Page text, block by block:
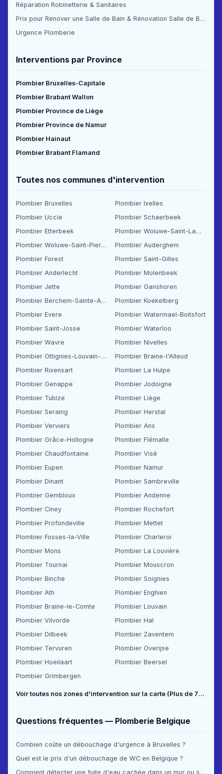
Réparation Robinetterie & Sanitaires
Prix pour Renover une Salle de Bain & Rénovation Salle de Bain Prix
Urgence Plomberie
Interventions par Province
Plombier Bruxelles-Capitale
Plombier Brabant Wallon
Plombier Province de Liège
Plombier Province de Namur
Plombier Hainaut
Plombier Brabant Flamand
Toutes nos communes d'intervention
Plombier Bruxelles
Plombier Ixelles
Plombier Uccle
Plombier Schaerbeek
Plombier Etterbeek
Plombier Woluwe-Saint-Lambert
Plombier Woluwe-Saint-Pierre
Plombier Auderghem
Plombier Forest
Plombier Saint-Gilles
Plombier Anderlecht
Plombier Molenbeek
Plombier Jette
Plombier Ganshoren
Plombier Berchem-Sainte-Agathe
Plombier Koekelberg
Plombier Evere
Plombier Watermael-Boitsfort
Plombier Saint-Josse
Plombier Waterloo
Plombier Wavre
Plombier Nivelles
Plombier Ottignies-Louvain-la-Neuve
Plombier Braine-l'Alleud
Plombier Rixensart
Plombier La Hulpe
Plombier Genappe
Plombier Jodoigne
Plombier Tubize
Plombier Liège
Plombier Seraing
Plombier Herstal
Plombier Verviers
Plombier Ans
Plombier Grâce-Hollogne
Plombier Flémalle
Plombier Chaudfontaine
Plombier Visé
Plombier Eupen
Plombier Namur
Plombier Dinant
Plombier Sambreville
Plombier Gembloux
Plombier Andenne
Plombier Ciney
Plombier Rochefort
Plombier Profondeville
Plombier Mettet
Plombier Fosses-la-Ville
Plombier Charleroi
Plombier Mons
Plombier La Louvière
Plombier Tournai
Plombier Mouscron
Plombier Binche
Plombier Soignies
Plombier Ath
Plombier Enghien
Plombier Braine-le-Comte
Plombier Louvain
Plombier Vilvorde
Plombier Hal
Plombier Dilbeek
Plombier Zaventem
Plombier Tervuren
Plombier Overijse
Plombier Hoeilaart
Plombier Beersel
Plombier Grimbergen
Voir toutes nos zones d'intervention sur la carte (Plus de 70 communes couvertes) →
Questions fréquentes — Plomberie Belgique
Combien coûte un débouchage d'urgence à Bruxelles ?
Quel est le prix d'un débouchage de WC en Belgique ?
Comment détecter une fuite d'eau cachée dans un mur ou sous le sol ?